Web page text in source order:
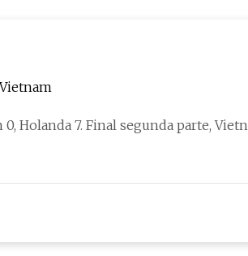
7. Final segunda parte, Vietnam